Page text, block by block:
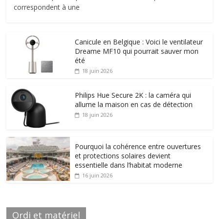
correspondent à une
Canicule en Belgique : Voici le ventilateur
Dreame MF10 qui pourrait sauver mon
été
18 juin 2026
Philips Hue Secure 2K : la caméra qui
allume la maison en cas de détection
18 juin 2026
Pourquoi la cohérence entre ouvertures
et protections solaires devient
essentielle dans l’habitat moderne
16 juin 2026
Ordi et matériel